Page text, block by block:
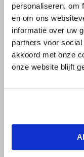
personaliseren, om
en om ons
informatie over uw
partners voor
akkoord met onze
onze website blijft
24.000
bedrijven
Strijders
No cure, no
Echte